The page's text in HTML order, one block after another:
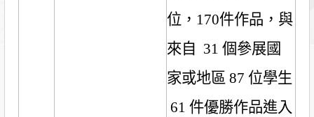
位， 170件作品，與
來自 31 個參展國
家或地區 87 位學生
61 件優勝作品進入